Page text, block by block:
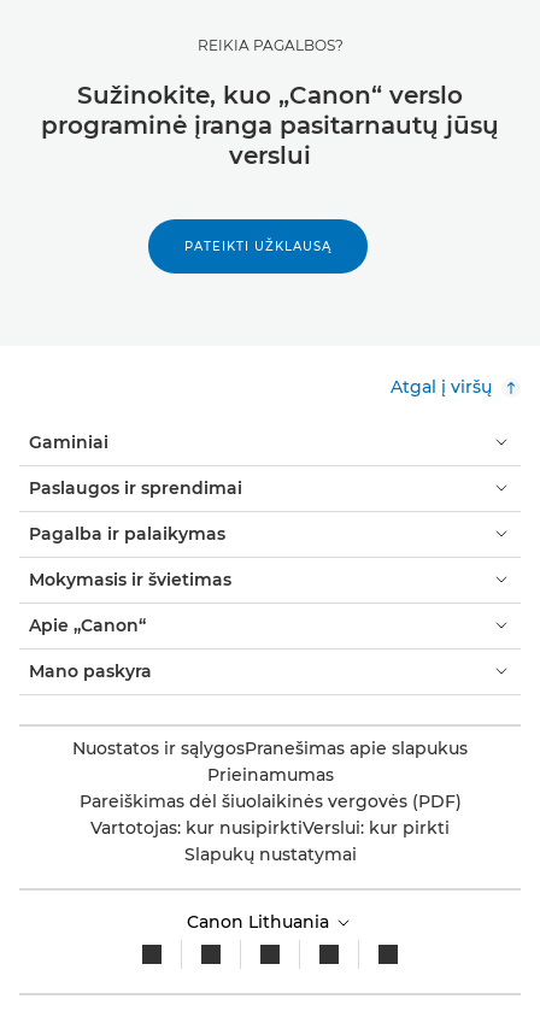
REIKIA PAGALBOS?
Sužinokite, kuo „Canon“ verslo
programinė įranga pasitarnautų jūsų
verslui
PATEIKTI UŽKLAUSĄ
Atgal į viršų
Gaminiai
Paslaugos ir sprendimai
Pagalba ir palaikymas
Mokymasis ir švietimas
Apie „Canon“
Mano paskyra
Nuostatos ir sąlygosPranešimas apie slapukus
Prieinamumas
Pareiškimas dėl šiuolaikinės vergovės (PDF)
Vartotojas: kur nusipirktiVerslui: kur pirkti
Slapukų nustatymai
Canon Lithuania